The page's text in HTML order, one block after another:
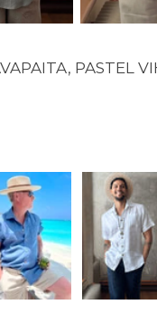
PASTEL